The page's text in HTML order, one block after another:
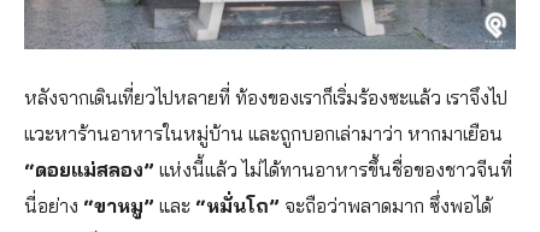
หลังจากเดินเที่ยวไปหลายที่ ท้องของเราก็เริ่มร้องซะแล้ว เราจึงไป
แวะหาร้านอาหารในหมู่บ้าน และถูกบอกเล่ามาว่า หากมาเยือน
“ดอยแม่สลอง” แห่งนี้แล้ว ไม่ได้ทานอาหารขึ้นชื่อของชาวจีนที่
นี่อย่าง “ขาหมู” และ “หมั่นโถ” จะถือว่าพลาดมาก ซึ่งพอได้